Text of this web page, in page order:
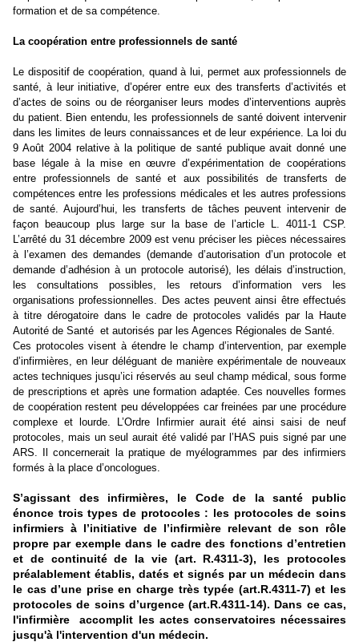
formation et de sa compétence.
La coopération entre professionnels de santé
Le dispositif de coopération, quand à lui, permet aux professionnels de
santé, à leur initiative, d’opérer entre eux des transferts d’activités et
d’actes de soins ou de réorganiser leurs modes d’interventions auprès
du patient. Bien entendu, les professionnels de santé doivent intervenir
dans les limites de leurs connaissances et de leur expérience. La loi du
9 Août 2004 relative à la politique de santé publique avait donné une
base légale à la mise en œuvre d’expérimentation de coopérations
entre professionnels de santé et aux possibilités de transferts de
compétences entre les professions médicales et les autres professions
de santé. Aujourd’hui, les transferts de tâches peuvent intervenir de
façon beaucoup plus large sur la base de l’article L. 4011-1 CSP.
L’arrêté du 31 décembre 2009 est venu préciser les pièces nécessaires
à l’examen des demandes (demande d’autorisation d’un protocole et
demande d’adhésion à un protocole autorisé), les délais d’instruction,
les consultations possibles, les retours d’information vers les
organisations professionnelles. Des actes peuvent ainsi être effectués
à titre dérogatoire dans le cadre de protocoles validés par la Haute
Autorité de Santé et autorisés par les Agences Régionales de Santé.
Ces protocoles visent à étendre le champ d’intervention, par exemple
d’infirmières, en leur déléguant de manière expérimentale de nouveaux
actes techniques jusqu’ici réservés au seul champ médical, sous forme
de prescriptions et après une formation adaptée. Ces nouvelles formes
de coopération restent peu développées car freinées par une procédure
complexe et lourde. L’Ordre Infirmier aurait été ainsi saisi de neuf
protocoles, mais un seul aurait été validé par l’HAS puis signé par une
ARS. Il concernerait la pratique de myélogrammes par des infirmiers
formés à la place d’oncologues.
S’agissant des infirmières, le Code de la santé public
énonce trois types de protocoles : les protocoles de soins
infirmiers à l’initiative de l’infirmière relevant de son rôle
propre par exemple dans le cadre des fonctions d’entretien
et de continuité de la vie (art. R.4311-3), les protocoles
préalablement établis, datés et signés par un médecin dans
le cas d’une prise en charge très typée (art.R.4311-7) et les
protocoles de soins d’urgence (art.R.4311-14). Dans ce cas,
l'infirmière
accomplit les actes conservatoires nécessaires
jusqu'à l'intervention d'un médecin.